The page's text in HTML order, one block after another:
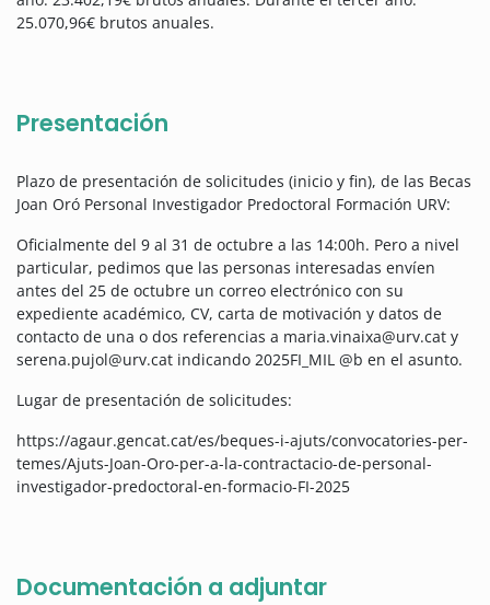
25.070,96€ brutos anuales.
Presentación
Plazo de presentación de solicitudes (inicio y fin), de las Becas
Joan Oró Personal Investigador Predoctoral Formación URV:
Oficialmente del 9 al 31 de octubre a las 14:00h. Pero a nivel
particular, pedimos que las personas interesadas envíen
antes del 25 de octubre un correo electrónico con su
expediente académico, CV, carta de motivación y datos de
contacto de una o dos referencias a maria.vinaixa@urv.cat y
serena.pujol@urv.cat indicando 2025FI_MIL @b en el asunto.
Lugar de presentación de solicitudes:
https://agaur.gencat.cat/es/beques-i-ajuts/convocatories-per-
temes/Ajuts-Joan-Oro-per-a-la-contractacio-de-personal-
investigador-predoctoral-en-formacio-FI-2025
Documentación a adjuntar